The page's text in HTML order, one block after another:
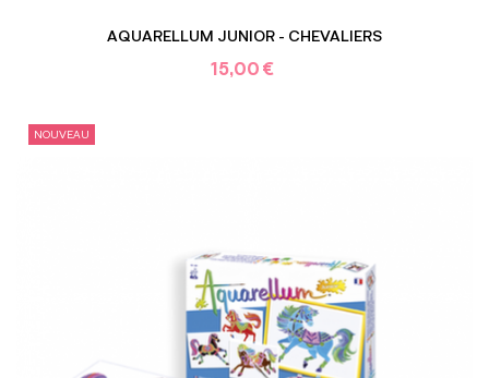
AQUARELLUM JUNIOR - CHEVALIERS
15,00 €
NOUVEAU